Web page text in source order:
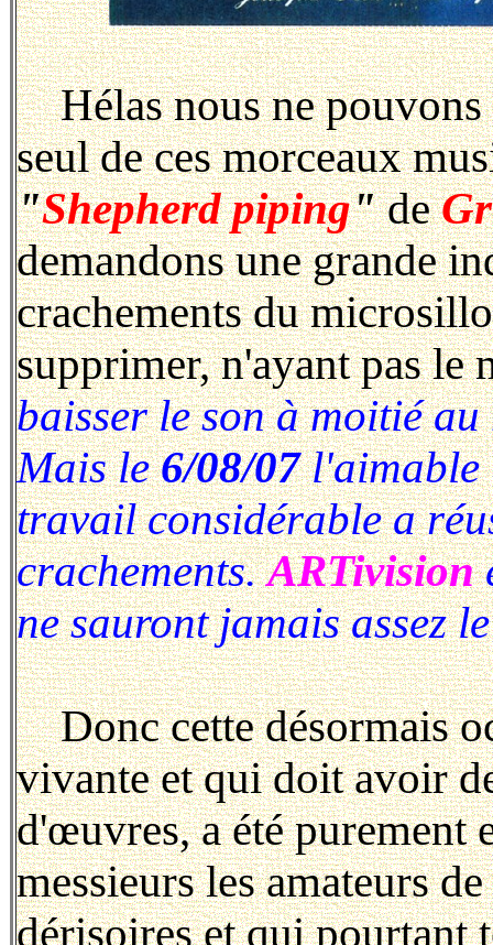
Hélas nous ne pouvons
seul de ces morceaux
"Shepherd piping"de
demandons une grande
crachements du
supprimer, n'ayant pas le
baisser le son à moitié
Mais le6/08/07l'aimable
travail considérable a
crachements.ARTivision
ne sauront jamais assez
Donc cette désormais
vivante et qui doit avoir
d'œuvres, a été purement
messieurs les amateurs
dérisoires et qui pourtant